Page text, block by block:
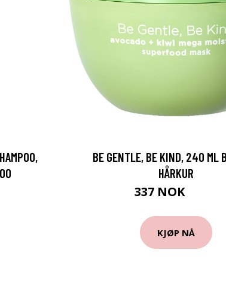
BE GENTLE, BE KIND, 240 ML
HÅRKUR
337 NOK
KJØP NÅ